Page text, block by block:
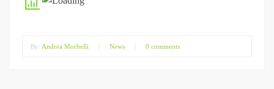
By: Andrea Morbelli News 0 comments